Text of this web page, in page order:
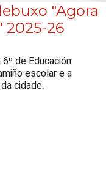
"Agora
2025-26
de Educación
escolar e a
cidade.